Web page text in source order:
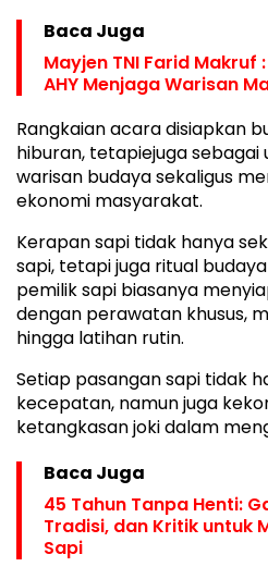
Baca Juga
Mayjen TNI Farid Makruf
AHY Menjaga Warisan
Rangkaian acara disiapkan
hiburan, tetapiejuga
warisan budaya sekaligus
ekonomi masyarakat.
Kerapan sapi tidak hanya
sapi, tetapi juga ritual
pemilik sapi biasanya
dengan perawatan khusus,
hingga latihan rutin.
Setiap pasangan sapi tidak
kecepatan, namun juga
ketangkasan joki dalam
Baca Juga
45 Tahun Tanpa Henti:
Tradisi, dan Kritik untuk
Sapi